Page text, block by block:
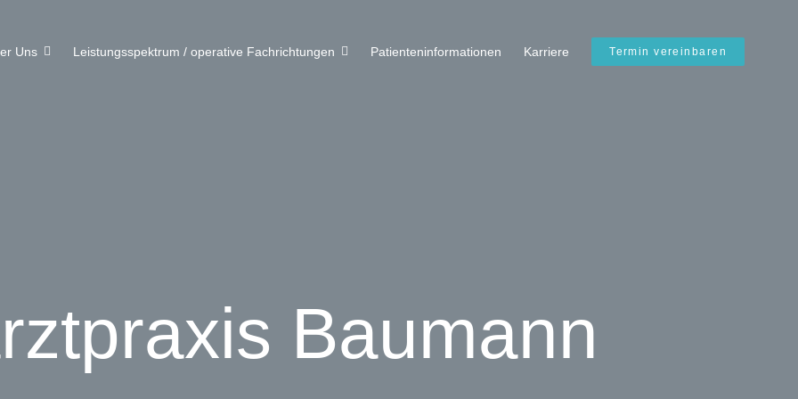
Uns Leistungsspektrum / operative Fachrichtungen Patienteninformationen Karriere Termin vereinbaren
Baumann